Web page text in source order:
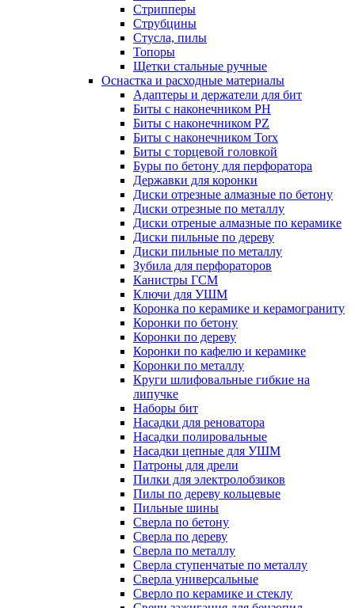
Стрипперы
Струбцины
Стусла, пилы
Топоры
Щетки стальные ручные
Оснастка и расходные материалы
Адаптеры и держатели для бит
Биты с наконечником PH
Биты с наконечником PZ
Биты с наконечником Torx
Биты с торцевой головкой
Буры по бетону для перфоратора
Державки для коронки
Диски отрезные алмазные по бетону
Диски отрезные по металлу
Диски отреные алмазные по керамике
Диски пильные по дереву
Диски пильные по металлу
Зубила для перфораторов
Канистры ГСМ
Ключи для УШМ
Коронка по керамике и керамограниту
Коронки по бетону
Коронки по дереву
Коронки по кафелю и керамике
Коронки по металлу
Круги шлифовальные гибкие на
липучке
Наборы бит
Насадки для реноватора
Насадки полировальные
Насадки цепные для УШМ
Патроны для дрели
Пилки для электролобзиков
Пилы по дереву кольцевые
Пильные шины
Сверла по бетону
Сверла по дереву
Сверла по металлу
Сверла ступенчатые по металлу
Сверла универсальные
Сверло по керамике и стеклу